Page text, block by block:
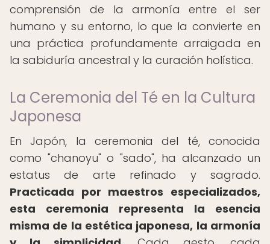
comprensión de la armonía entre el ser
humano y su entorno, lo que la convierte en
una práctica profundamente arraigada en
la sabiduría ancestral y la curación holística.
La Ceremonia del Té en la Cultura
Japonesa
En Japón, la ceremonia del té, conocida
como "chanoyu" o "sado", ha alcanzado un
estatus de arte refinado y sagrado.
Practicada por maestros especializados,
esta ceremonia representa la esencia
misma de la estética japonesa, la armonía